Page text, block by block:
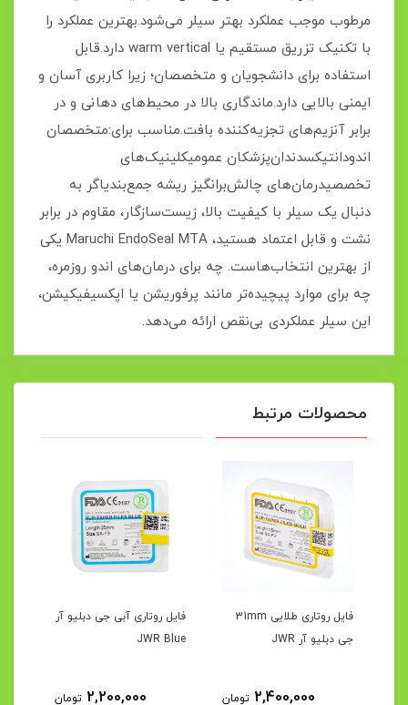
مرطوب موجب عملکرد بهتر سیلر می‌شود.بهترین عملکرد را
با تکنیک تزریق مستقیم یا warm vertical دارد.قابل
استفاده برای دانشجویان و متخصصان؛ زیرا کاربری آسان و
ایمنی بالایی دارد.ماندگاری بالا در محیط‌های دهانی و در
برابر آنزیم‌های تجزیه‌کننده بافت.مناسب برای:متخصصان
اندودانتیکسدندان‌پزشکان عمومیکلینیک‌های
تخصصیدرمان‌های چالش‌برانگیز ریشه جمع‌بندیاگر به
دنبال یک سیلر با کیفیت بالا، زیست‌سازگار، مقاوم در برابر
نشت و قابل اعتماد هستید، Maruchi EndoSeal MTA یکی
از بهترین انتخاب‌هاست. چه برای درمان‌های اندو روزمره،
چه برای موارد پیچیده‌تر مانند پرفوریشن یا اپکسیفیکیشن،
این سیلر عملکردی بی‌نقص ارائه می‌دهد.
محصولات مرتبط
فایل روتاری طلایی 31mm
جی دبلیو آر JWR
2,400,000 تومان
فایل روتاری آبی جی دبلیو آر
JWR Blue
2,200,000 تومان